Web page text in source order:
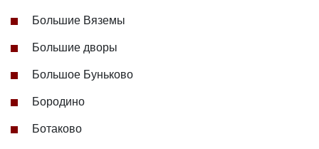
Большие Вяземы
Большие дворы
Большое Буньково
Бородино
Ботаково